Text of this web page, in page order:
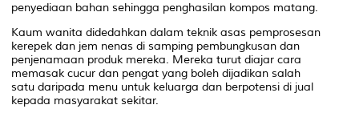
penyediaan bahan sehingga penghasilan kompos matang.
Kaum wanita didedahkan dalam teknik asas pemprosesan
kerepek dan jem nenas di samping pembungkusan dan
penjenamaan produk mereka. Mereka turut diajar cara
memasak cucur dan pengat yang boleh dijadikan salah
satu daripada menu untuk keluarga dan berpotensi di jual
kepada masyarakat sekitar.